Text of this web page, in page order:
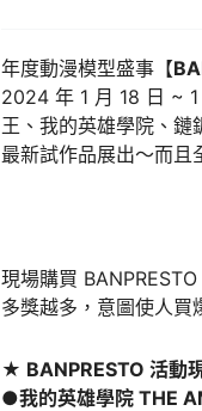
年度動漫模型盛事【
2024 年 1 月 18 日 ~
王、我的英雄學院、鏈
最新試作品展出～而且
現場購買
多獎越多，意圖使人買
★ BANPRESTO 活動
●我的英雄學院 THE